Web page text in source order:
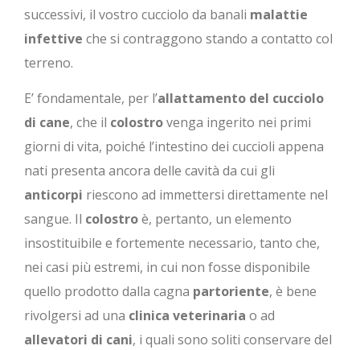
successivi, il vostro cucciolo da banali malattie
infettive che si contraggono stando a contatto col
terreno.
E’ fondamentale, per l’allattamento del cucciolo
di cane, che il colostrovenga ingerito nei primi
giorni di vita, poiché l’intestino dei cuccioli appena
nati presenta ancora delle cavità da cui gli
anticorpi riescono ad immettersi direttamente nel
sangue. Il colostroè, pertanto, un elemento
insostituibile e fortemente necessario, tanto che,
nei casi più estremi, in cui non fosse disponibile
quello prodotto dalla cagna partoriente, è bene
rivolgersi ad una clinica veterinaria o ad
allevatori di cani, i quali sono soliti conservare del